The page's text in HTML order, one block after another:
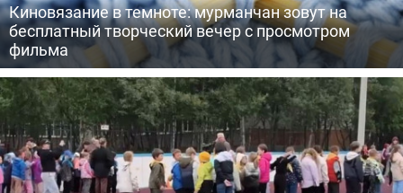
Киновязание в темноте: мурманчан зовут на
бесплатный творческий вечер с просмотром
фильма